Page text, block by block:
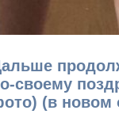
своему
(в новом